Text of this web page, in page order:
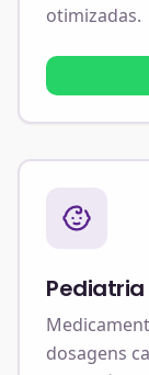
otimizadas.
Pediatria
dosagens